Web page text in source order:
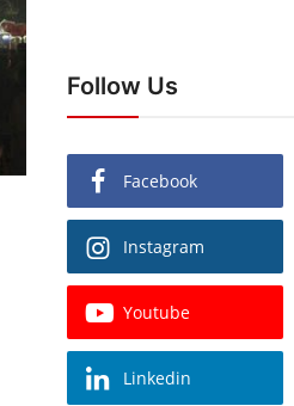
Follow Us
Facebook
Instagram
Youtube
Linkedin